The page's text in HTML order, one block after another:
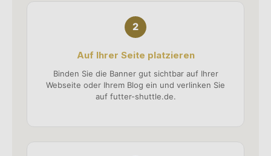
Auf Ihrer Seite platzieren
Binden Sie die Banner gut sichtbar auf Ihrer
Webseite oder Ihrem Blog ein und verlinken Sie
auf futter-shuttle.de.